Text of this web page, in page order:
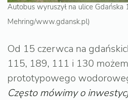
Autobus wyruszył na ulice Gdańska
Mehring/www.gdansk.pl)
Od 15 czerwca na
115, 189, 111 i 130
prototypowego
Często mówimy o